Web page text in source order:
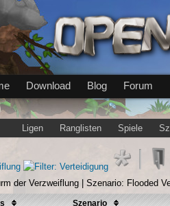
Download Blog Forum
Ligen Ranglisten Spiele
der Verzweiflung | Szenario: Flooded
Szenario